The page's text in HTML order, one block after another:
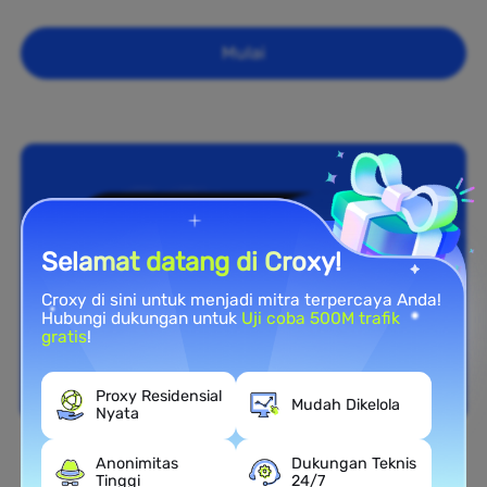
Mulai
Cakupan Nasional
Selamat datang di Croxy!
Croxy di sini untuk menjadi mitra terpercaya Anda!
Hubungi dukungan untuk Uji coba 500M trafik
gratis!
Proxy Residensial
Nyata
Mudah Dikelola
Anonimitas
Tinggi
Dukungan Teknis
24/7